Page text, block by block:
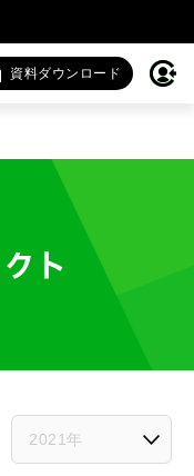
資料ダウンロード
ト
2021年
合わせは以下のボタ
プします）。
らお願いします。